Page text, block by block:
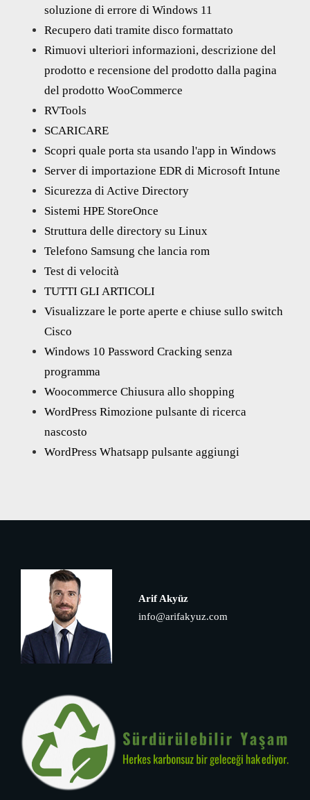
soluzione di errore di Windows 11
Recupero dati tramite disco formattato
Rimuovi ulteriori informazioni, descrizione del
prodotto e recensione del prodotto dalla pagina
del prodotto WooCommerce
RVTools
SCARICARE
Scopri quale porta sta usando l'app in Windows
Server di importazione EDR di Microsoft Intune
Sicurezza di Active Directory
Sistemi HPE StoreOnce
Struttura delle directory su Linux
Telefono Samsung che lancia rom
Test di velocità
TUTTI GLI ARTICOLI
Visualizzare le porte aperte e chiuse sullo switch
Cisco
Windows 10 Password Cracking senza
programma
Woocommerce Chiusura allo shopping
WordPress Rimozione pulsante di ricerca
nascosto
WordPress Whatsapp pulsante aggiungi
Arif Akyüz
info@arifakyuz.com